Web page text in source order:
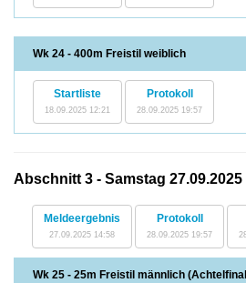
Wk 24 - 400m Freistil weiblich
Startliste
18.09.2025 12:21
Protokoll
28.09.2025 19:57
Abschnitt 3 - Samstag 27.09.2025
Meldeergebnis
27.09.2025 14:58
Protokoll
28.09.2025 19:57
Wk 25 - 25m Freistil männlich